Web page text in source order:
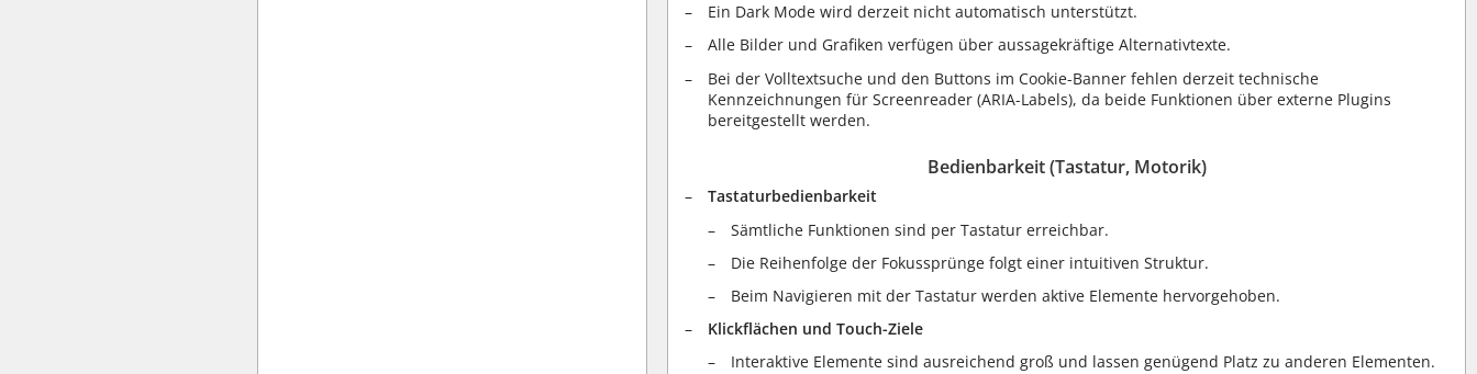
Ein Dark Mode wird derzeit nicht automatisch unterstützt.
Alle Bilder und Grafiken verfügen über aussagekräftige Alternativtexte.
Bei der Volltextsuche und den Buttons im Cookie-Banner fehlen derzeit technische
Kennzeichnungen für Screenreader (ARIA-Labels), da beide Funktionen über externe Plugins
bereitgestellt werden.
Bedienbarkeit (Tastatur, Motorik)
Tastaturbedienbarkeit
Sämtliche Funktionen sind per Tastatur erreichbar.
Die Reihenfolge der Fokussprünge folgt einer intuitiven Struktur.
Beim Navigieren mit der Tastatur werden aktive Elemente hervorgehoben.
Klickflächen und Touch-Ziele
Interaktive Elemente sind ausreichend groß und lassen genügend Platz zu anderen Elementen.